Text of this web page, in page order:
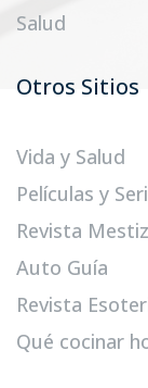
Salud
Otros Sitios
Vida y Salud
Películas y
Revista
Auto Guía
Revista
Qué cocinar